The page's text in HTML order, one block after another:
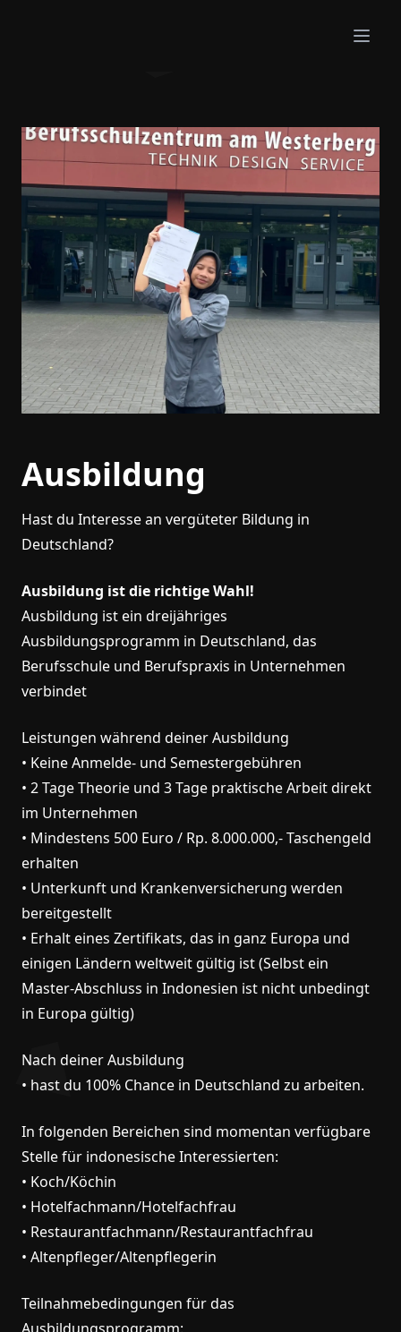
Ausbildung
Hast du Interesse an vergüteter Bildung in
Deutschland?
Ausbildung ist die richtige Wahl!
Ausbildung ist ein dreijähriges
Ausbildungsprogramm in Deutschland, das
Berufsschule und Berufspraxis in Unternehmen
verbindet
Leistungen während deiner Ausbildung
• Keine Anmelde- und Semestergebühren
• 2 Tage Theorie und 3 Tage praktische Arbeit direkt
im Unternehmen
• Mindestens 500 Euro / Rp. 8.000.000,- Taschengeld
erhalten
• Unterkunft und Krankenversicherung werden
bereitgestellt
• Erhalt eines Zertifikats, das in ganz Europa und
einigen Ländern weltweit gültig ist (Selbst ein
Master-Abschluss in Indonesien ist nicht unbedingt
in Europa gültig)
Nach deiner Ausbildung
• hast du 100% Chance in Deutschland zu arbeiten.
In folgenden Bereichen sind momentan verfügbare
Stelle für indonesische Interessierten:
• Koch/Köchin
• Hotelfachmann/Hotelfachfrau
• Restaurantfachmann/Restaurantfachfrau
• Altenpfleger/Altenpflegerin
Teilnahmebedingungen für das